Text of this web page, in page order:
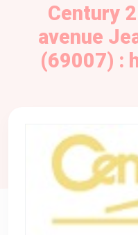
A VOTRE SERVICE
BIO &
ENTREPRISE
Century
avenue
(69007) :